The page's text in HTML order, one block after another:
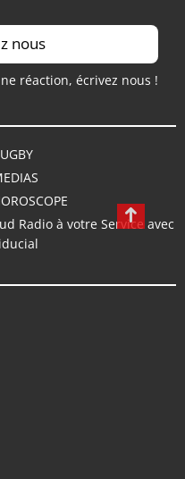
nous
réaction, écrivez nous !
Radio à votre Service avec